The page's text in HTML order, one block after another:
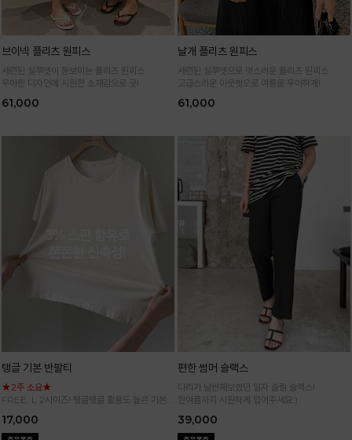
브이넥 플리츠 원피스
세련된 실루엣이 돋보이는 플리츠 원피스
우아한 디자인에 시원한 소재감으로 굿!
61,000
날개 플리츠 원피스
세련된 실루엣으로 멋스러운 플리츠 원피스
고급스러운 아웃핏으로 여름을 우아하게!
61,000
탱글 기본 반팔티
★2주 소요★
FREE, L 2사이즈! 탱글탱글 활용도 높은 기본
17,000
편한 썸머 슬랙스
다리가 날씬해보였던 일자 슬림 슬랙스!
한여름까지 시원하게 입어주세요:)
39,000